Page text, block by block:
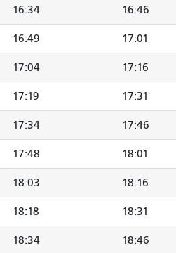
16:34 16:46
16:49 17:01
17:04 17:16
17:19 17:31
17:34 17:46
17:48 18:01
18:03 18:16
18:18 18:31
18:34 18:46